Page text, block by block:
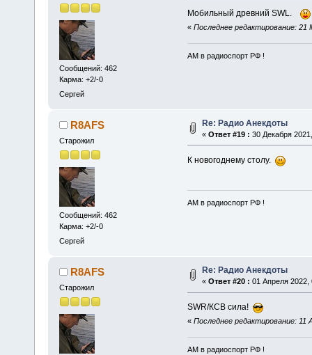
Сообщений: 462
Карма: +2/-0
Сергей
Мобильный древний SWL.
« Последнее редактирование: 21
АМ в радиоспорт РФ !
R8AFS
Старожил
Сообщений: 462
Карма: +2/-0
Сергей
Re: Радио Анекдоты
« Ответ #19 : 30 Декабря
К новогоднему столу.
АМ в радиоспорт РФ !
R8AFS
Старожил
Re: Радио Анекдоты
« Ответ #20 : 01 Апреля 2022,
SWR/КСВ сила!
« Последнее редактирование: 11
АМ в радиоспорт РФ !